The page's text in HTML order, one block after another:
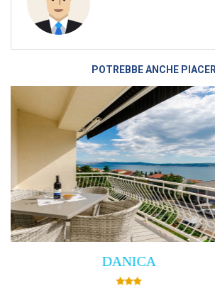
POTREBBE ANCHE
Villa Empress